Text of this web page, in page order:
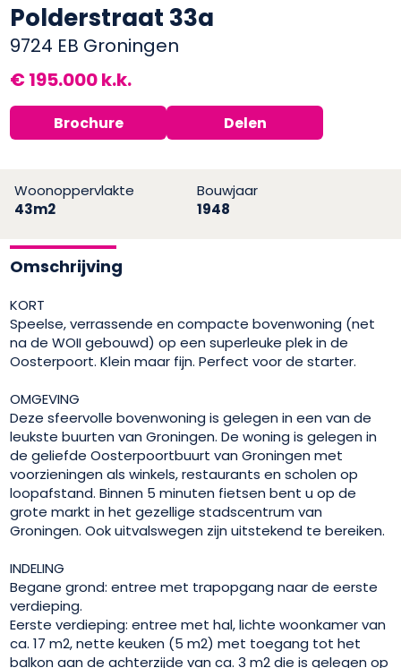
Polderstraat 33a
9724 EB Groningen
€ 195.000 k.k.
Brochure Delen
Woonoppervlakte
43m2
Bouwjaar
1948
Omschrijving
KORT
Speelse, verrassende en compacte bovenwoning (net
na de WOII gebouwd) op een superleuke plek in de
Oosterpoort. Klein maar fijn. Perfect voor de starter.
OMGEVING
Deze sfeervolle bovenwoning is gelegen in een van de
leukste buurten van Groningen. De woning is gelegen in
de geliefde Oosterpoortbuurt van Groningen met
voorzieningen als winkels, restaurants en scholen op
loopafstand. Binnen 5 minuten fietsen bent u op de
grote markt in het gezellige stadscentrum van
Groningen. Ook uitvalswegen zijn uitstekend te bereiken.
INDELING
Begane grond: entree met trapopgang naar de eerste
verdieping.
Eerste verdieping: entree met hal, lichte woonkamer van
ca. 17 m2, nette keuken (5 m2) met toegang tot het
balkon aan de achterzijde van ca. 3 m2 die is gelegen op